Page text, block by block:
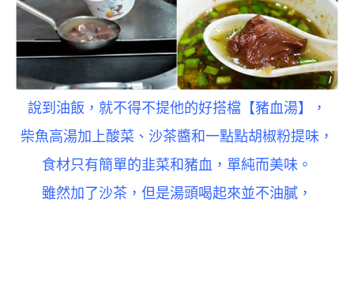
說到油飯，就不得不提他的好搭檔【豬血湯】，
柴魚高湯加上酸菜、沙茶醬和一點點胡椒粉提味，
食材只有簡單的韭菜和豬血，單純而美味。
雖然加了沙茶，但是湯頭喝起來並不油膩，